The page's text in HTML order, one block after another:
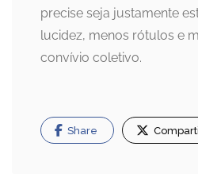
precise seja justamente
lucidez, menos rótulos e
convívio coletivo.
Share